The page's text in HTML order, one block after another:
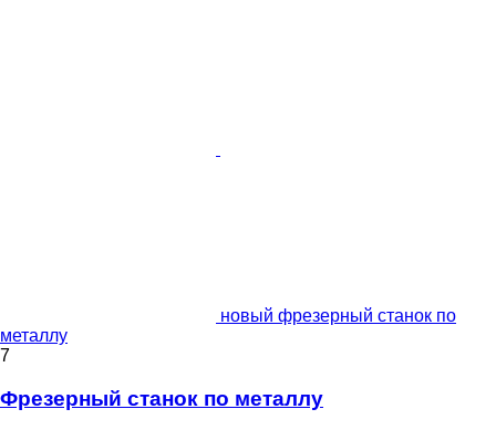
новый фрезерный станок по
металлу
7
Фрезерный станок по металлу